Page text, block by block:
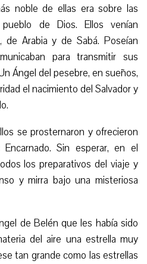
noble de ellas era sobre las
de Dios. Ellos venían
de Arabia y de Sabá. Poseían
para transmitir sus
Ángel del pesebre, en sueños,
el nacimiento del Salvador y
se prosternaron y ofrecieron
Sin esperar, en el
los preparativos del viaje y
y mirra bajo una misteriosa
de Belén que les había sido
del aire una estrella muy
tan grande como las estrellas